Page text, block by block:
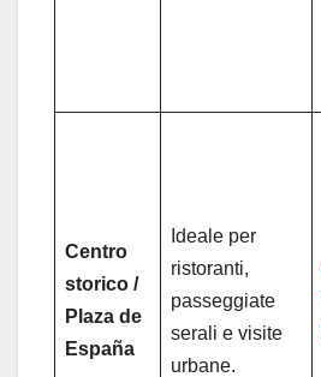
Centro
storico /
Plaza de
España
Ideale per
ristoranti,
passeggiate
serali e visite
urbane.